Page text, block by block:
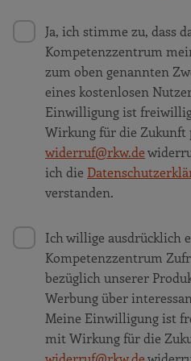
Ja, ich stimme zu, dass
Kompetenzzentrum
zum oben genannten
eines kostenlosen
Einwilligung ist
Wirkung für die Zukunft
widerruf@rkw.de
ich die
verstanden.
Ich willige ausdrücklich
Kompetenzzentrum
bezüglich unserer
Werbung über
Meine Einwilligung ist
mit Wirkung für die